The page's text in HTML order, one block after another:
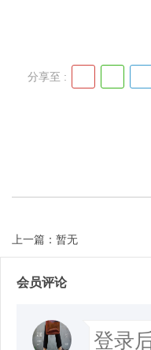
分享至 :
上一篇：暂无
会员评论